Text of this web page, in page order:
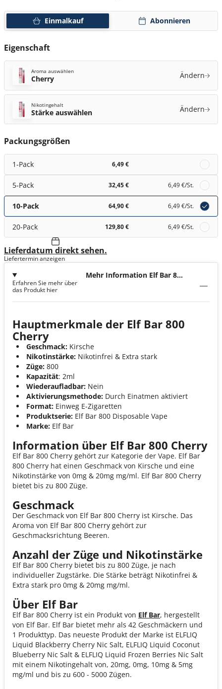
Einmalkauf Abonnieren
Eigenschaft
Aroma auswählen
Cherry Ändern
Nikotingehalt
Stärke auswählen Ändern
Packungsgrößen
1-Pack 6,49 €
5-Pack 32,45 € 6,49 €/St.
10-Pack 64,90 € 6,49 €/St.
20-Pack 129,80 € 6,49 €/St.
Lieferdatum direkt sehen.
Liefertermin anzeigen
Mehr Information Elf Bar 800
Erfahren Sie mehr über
das Produkt hier
Hauptmerkmale der Elf Bar 800
Cherry
Geschmack: Kirsche
Nikotinstärke: Nikotinfrei & Extra stark
Züge: 800
Kapazität: 2ml
Wiederaufladbar: Nein
Aktivierungsmethode: Durch Einatmen aktiviert
Format: Einweg E-Zigaretten
Produktserie: Elf Bar 800 Disposable Vape
Marke: Elf Bar
Information über Elf Bar 800 Cherry
Elf Bar 800 Cherry gehört zur Kategorie der Vape. Elf Bar
800 Cherry hat einen Geschmack von Kirsche und eine
Nikotinstärke von 0mg & 20mg mg/ml. Elf Bar 800 Cherry
bietet bis zu 800 Züge.
Geschmack
Der Geschmack von Elf Bar 800 Cherry ist Kirsche. Das
Aroma von Elf Bar 800 Cherry gehört zur
Geschmacksrichtung Beeren.
Anzahl der Züge und Nikotinstärke
Elf Bar 800 Cherry bietet bis zu 800 Züge, je nach
individueller Zugstärke. Die Stärke beträgt Nikotinfrei &
Extra stark pro 0mg & 20mg mg/ml.
Über Elf Bar
Elf Bar 800 Cherry ist ein Produkt von Elf Bar, hergestellt
von Elf Bar. Elf Bar bietet mehr als 42 Geschmäckern und
1 Produkttyp. Das neueste Produkt der Marke ist ELFLIQ
Liquid Blackberry Cherry Nic Salt, ELFLIQ Liquid Coconut
Blueberry Nic Salt & ELFLIQ Liquid Frozen Berries Nic Salt
mit einem Nikotingehalt von, 20mg, 0mg, 10mg & 5mg
mg/ml und bis zu 600 - 5000 Zügen.